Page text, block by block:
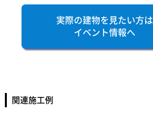
実際の建物を見たい方は
イベント情報へ
関連施工例